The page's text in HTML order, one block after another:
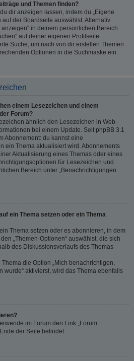
und Themen finden?
dir anzeigen lassen, indem du „Eigene
auf der Boardseite auswählst. Alternativ
in deinem persönlichen Bereich
auf deiner eigenen Profilseite
Suche, um nach von dir erstellen Themen
Optionen in die Suchmaske ein.
einem Lesezeichen und einem
Forum?
ähnlich den Lesezeichen in Web-
bei einem Update. Seit phpBB 3.1
Abonnement: du kannst eine
ein Thema aktualisiert wird. Abonnements
Aktualisierung eines Themas oder eines
für Lesezeichen und
Bereich unter „Benachrichtigungen
ein Thema setzen oder ein Thema
Thema setzen oder es abonnieren, in dem
„Themen-Optionen“ auswählst, die sich
des Diskussionsverlaufs des Themas
die Option „Mich benachrichtigen,
wurde“ aktivierst, wird das Thema ebenfalls
im Forum den Link „Forum
der Seite befindet.